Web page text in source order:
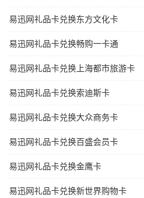
易迅网礼品卡兑换东方文化卡
易迅网礼品卡兑换畅购一卡通
易迅网礼品卡兑换上海都市旅游卡
易迅网礼品卡兑换索迪斯卡
易迅网礼品卡兑换大众商务卡
易迅网礼品卡兑换百盛会员卡
易迅网礼品卡兑换金鹰卡
易迅网礼品卡兑换新世界购物卡